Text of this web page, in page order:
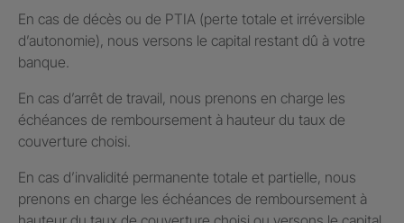
En cas de décès ou de PTIA (perte totale et irréversible
d’autonomie), nous versons le capital restant dû à votre
banque.
En cas d’arrêt de travail, nous prenons en charge les
échéances de remboursement à hauteur du taux de
couverture choisi.
En cas d’invalidité permanente totale et partielle, nous
prenons en charge les échéances de remboursement à